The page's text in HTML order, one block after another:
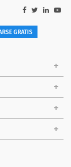
GRATIS